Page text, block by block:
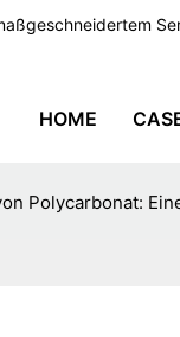
HOME
Polycarbonat: